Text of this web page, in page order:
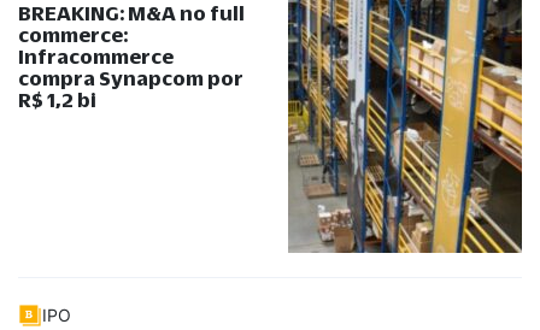
BREAKING: M&A no full
commerce:
Infracommerce
compra Synapcom por
R$ 1,2 bi
IPO